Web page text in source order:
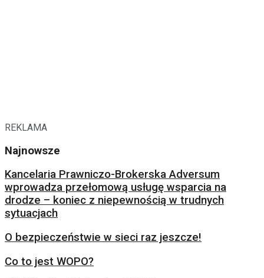
REKLAMA
Najnowsze
Kancelaria Prawniczo-Brokerska Adversum
wprowadza przełomową usługę wsparcia na
drodze – koniec z niepewnością w trudnych
sytuacjach
O bezpieczeństwie w sieci raz jeszcze!
Co to jest WOPO?